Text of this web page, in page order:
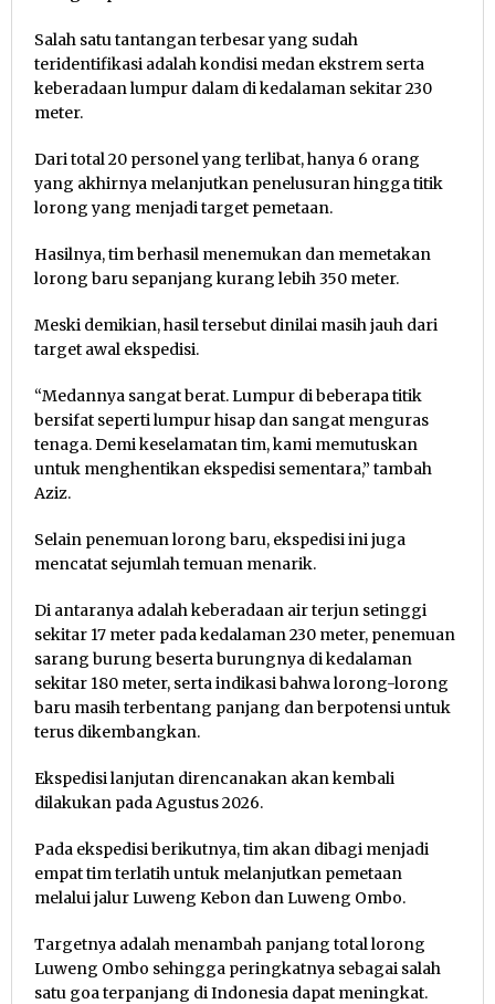
Salah satu tantangan terbesar yang sudah
teridentifikasi adalah kondisi medan ekstrem serta
keberadaan lumpur dalam di kedalaman sekitar 230
meter.
Dari total 20 personel yang terlibat, hanya 6 orang
yang akhirnya melanjutkan penelusuran hingga titik
lorong yang menjadi target pemetaan.
Hasilnya, tim berhasil menemukan dan memetakan
lorong baru sepanjang kurang lebih 350 meter.
Meski demikian, hasil tersebut dinilai masih jauh dari
target awal ekspedisi.
“Medannya sangat berat. Lumpur di beberapa titik
bersifat seperti lumpur hisap dan sangat menguras
tenaga. Demi keselamatan tim, kami memutuskan
untuk menghentikan ekspedisi sementara,” tambah
Aziz.
Selain penemuan lorong baru, ekspedisi ini juga
mencatat sejumlah temuan menarik.
Di antaranya adalah keberadaan air terjun setinggi
sekitar 17 meter pada kedalaman 230 meter, penemuan
sarang burung beserta burungnya di kedalaman
sekitar 180 meter, serta indikasi bahwa lorong-lorong
baru masih terbentang panjang dan berpotensi untuk
terus dikembangkan.
Ekspedisi lanjutan direncanakan akan kembali
dilakukan pada Agustus 2026.
Pada ekspedisi berikutnya, tim akan dibagi menjadi
empat tim terlatih untuk melanjutkan pemetaan
melalui jalur Luweng Kebon dan Luweng Ombo.
Targetnya adalah menambah panjang total lorong
Luweng Ombo sehingga peringkatnya sebagai salah
satu goa terpanjang di Indonesia dapat meningkat.